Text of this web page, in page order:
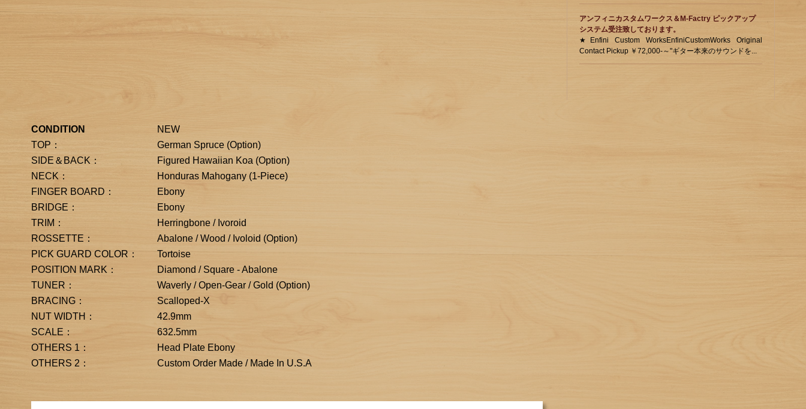
CONDITION
NEW
TOP：
German Spruce (Option)
SIDE＆BACK：
Figured Hawaiian Koa (Option)
NECK：
Honduras Mahogany (1-Piece)
FINGER BOARD：
Ebony
BRIDGE：
Ebony
TRIM：
Herringbone / Ivoroid
ROSSETTE：
Abalone / Wood / Ivoloid (Option)
PICK GUARD COLOR：
Tortoise
POSITION MARK：
Diamond / Square - Abalone
TUNER：
Waverly / Open-Gear / Gold (Option)
BRACING：
Scalloped-X
NUT WIDTH：
42.9mm
SCALE：
632.5mm
OTHERS 1：
Head Plate Ebony
OTHERS 2：
Custom Order Made / Made In U.S.A
アンフィニカスタムワークス＆M-Factry ピックアップ
システム受注致しております。
★Enfini Custom WorksEnfiniCustomWorks Original
Contact Pickup ￥72,000-～"ギター本来のサウンドを...